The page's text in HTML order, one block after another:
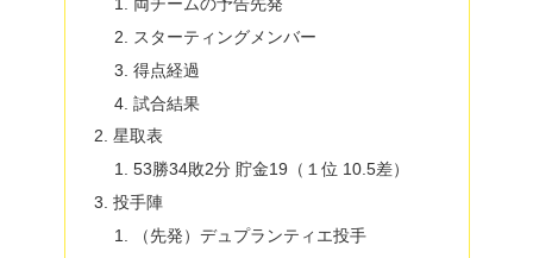
スターティングメンバー
得点経過
試合結果
星取表
53勝34敗2分 貯金19（１位 10.5差）
投手陣
（先発）デュプランティエ投手